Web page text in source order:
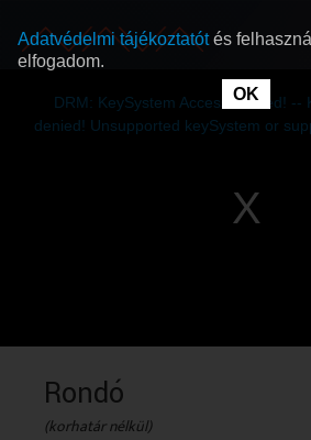
DRM: KeySystem Access Denied! --
denied! Unsupported keySystem or
Rondó
(korhatár nélkül)
Adatvédelmi tájékoztatótés
elfogadom.
OK